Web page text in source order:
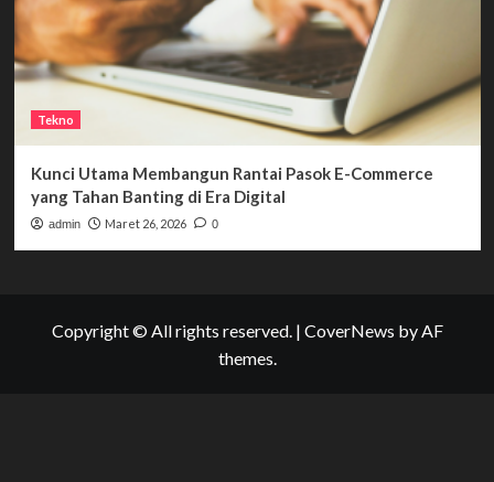
Tekno
Kunci Utama Membangun Rantai Pasok E-Commerce
yang Tahan Banting di Era Digital
admin Maret 26, 2026 0
Copyright © All rights reserved. | CoverNews by AF
themes.